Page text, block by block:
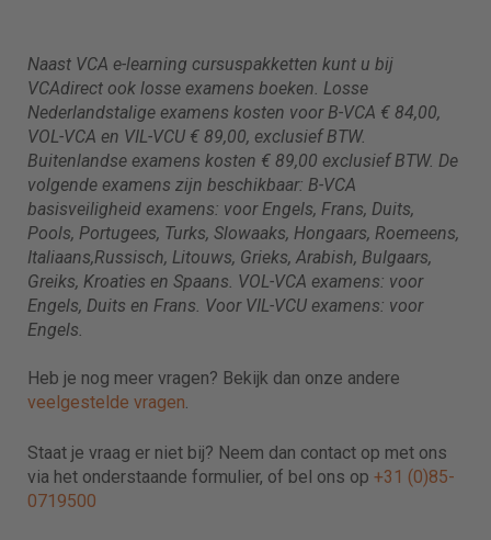
Naast VCA e-learning cursuspakketten kunt u bij
VCAdirect ook losse examens boeken. Losse
Nederlandstalige examens kosten voor B-VCA € 84,00,
VOL-VCA en VIL-VCU € 89,00, exclusief BTW.
Buitenlandse examens kosten € 89,00 exclusief BTW. De
volgende examens zijn beschikbaar: B-VCA
basisveiligheid examens: voor Engels, Frans, Duits,
Pools, Portugees, Turks, Slowaaks, Hongaars, Roemeens,
Italiaans,Russisch, Litouws, Grieks, Arabish, Bulgaars,
Greiks, Kroaties en Spaans. VOL-VCA examens: voor
Engels, Duits en Frans. Voor VIL-VCU examens: voor
Engels.
Heb je nog meer vragen? Bekijk dan onze andere
veelgestelde vragen.
Staat je vraag er niet bij? Neem dan contact op met ons
via het onderstaande formulier, of bel ons op +31 (0)85-
0719500